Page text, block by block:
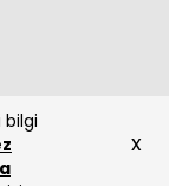
bilgi
x